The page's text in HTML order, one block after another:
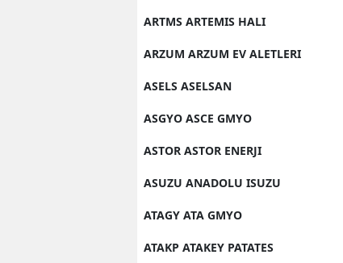
ARTMS ARTEMIS HALI
ARZUM ARZUM EV ALETLERI
ASELS ASELSAN
ASGYO ASCE GMYO
ASTOR ASTOR ENERJI
ASUZU ANADOLU ISUZU
ATAGY ATA GMYO
ATAKP ATAKEY PATATES